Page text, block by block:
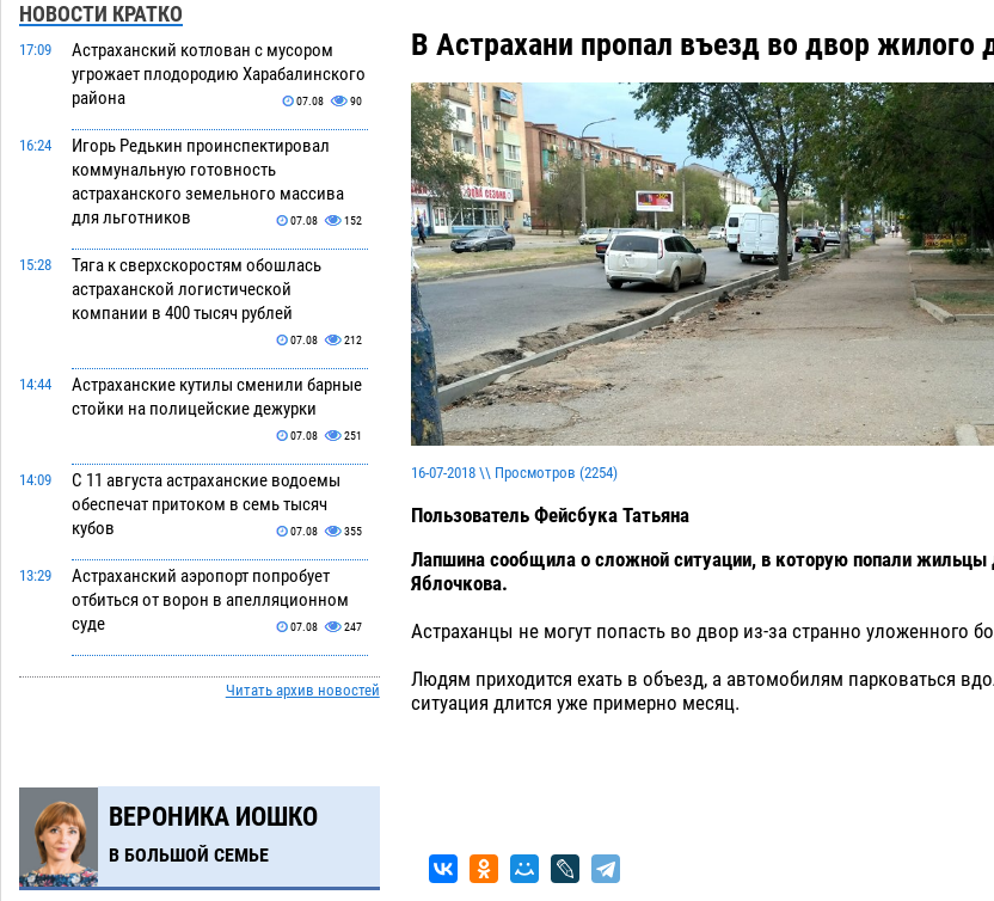
НОВОСТИ КРАТКО
17:09
Астраханский котлован с мусором
угрожает плодородию Харабалинского
района
07.08 90
16:24
Игорь Редькин проинспектировал
коммунальную готовность
астраханского земельного массива
для льготников
07.08 152
15:28
Тяга к сверхскоростям обошлась
астраханской логистической
компании в 400 тысяч рублей
07.08 212
14:44
Астраханские кутилы сменили барные
стойки на полицейские дежурки
07.08 251
14:09
С 11 августа астраханские водоемы
обеспечат притоком в семь тысяч
кубов
07.08 355
13:29
Астраханский аэропорт попробует
отбиться от ворон в апелляционном
суде
07.08 247
Астраханские археологи откопали
07.08 453
с банковскими картами
11:20
Астраханцев ждут на парковом газоне
с призами и эрмитажными котами
07.08 227
Читать архив новостей
ВЕРОНИКА ИОШКО
В БОЛЬШОЙ СЕМЬЕ
В Астрахани пропал въезд во двор жилого
16-07-2018 \\ Просмотров (2254)
Пользователь Фейсбука Татьяна
Лапшина сообщила о сложной ситуации, в которую попали
Яблочкова.
Астраханцы не могут попасть во двор из-за странно уложенного
Людям приходится ехать в объезд, а автомобилям парковаться
ситуация длится уже примерно месяц.